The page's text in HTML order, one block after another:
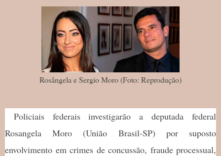
Rosângela e Sergio Moro (Foto: Reprodução)
Policiais federais investigarão a deputada federal
Rosangela Moro (União Brasil-SP) por suposto
envolvimento em crimes de concussão, fraude processual,